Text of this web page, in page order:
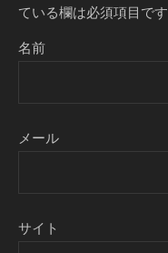
ている欄は必須項目です
名前
メール
サイト